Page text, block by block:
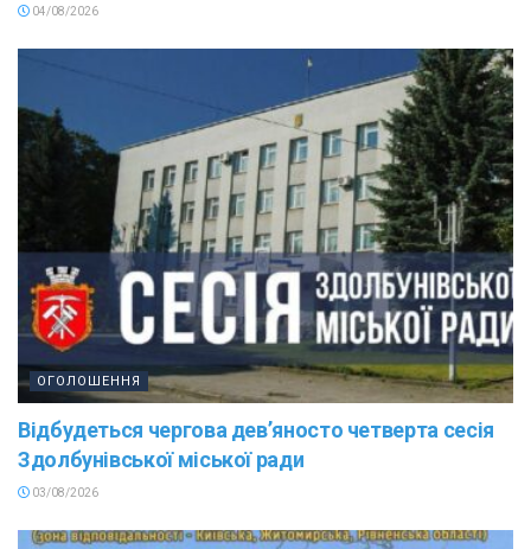
04/08/2026
ОГОЛОШЕННЯ
Відбудеться чергова дев’яносто четверта сесія
Здолбунівської міської ради
03/08/2026